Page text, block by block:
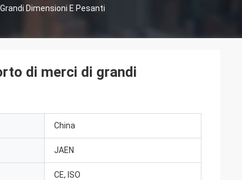
Dimensioni E Pesanti
di merci di grandi
China
JAEN
CE, ISO